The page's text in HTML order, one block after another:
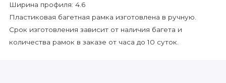
Ширина профиля: 4.6
Пластиковая багетная рамка изготовлена в ручную.
Срок изготовления зависит от наличия багета и
количества рамок в заказе от часа до 10 суток.